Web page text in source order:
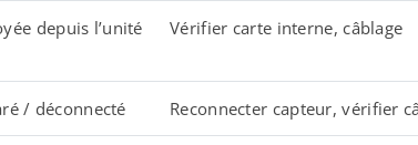
depuis l’unité
Vérifier carte interne, câblage
/ déconnecté Reconnecter capteur, vérifier